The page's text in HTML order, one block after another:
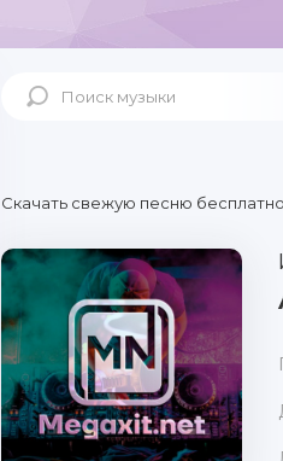
Скачать свежую песню